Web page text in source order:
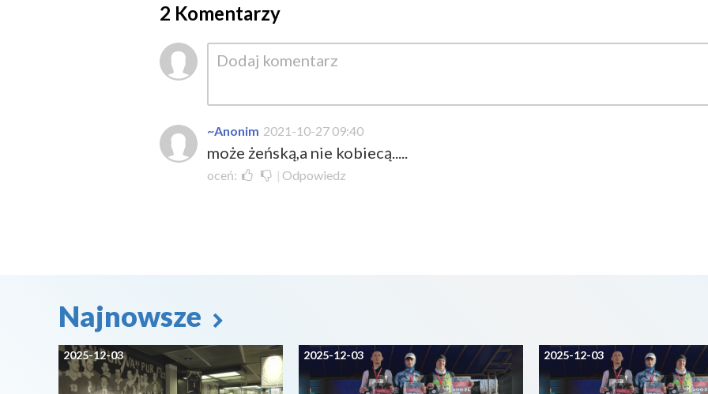
2 Komentarzy
~Anonim 2021-10-27 09:40
może żeńską,a nie kobiecą.....
oceń: | Odpowiedz
Najnowsze
2025-12-03 2025-12-03 2025-12-03